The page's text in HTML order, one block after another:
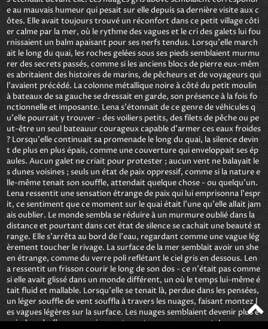
e au mauvais humeur qui pesait sur elle depuis sa dernière visite aux c
ôtes. Elle avait toujours trouvé un réconfort dans ce petit village côti
er calme par la mer, où le rythme des vagues et le cri des galets lui fou
rnissaient un balm apaisant pour ses nerfs tendus. Lorsqu'elle march
ait le long du quai, les roches gelées sous ses pieds semblaient murmu
rer des secrets passés, comme si les anciens blocs de pierre eux-mêm
es abritaient des histoires de marins, de pêcheurs et de voyageurs qui
l'avaient précédé. La colonne métallique noire à côté du petit moulin
à bateaux de sa gauche se dressait en garde, son présence à la fois fo
nctionnelle et imposante. Lena s'étonnait de ce genre de véhicules q
u'elle pourrait y trouver - des voiliers petits, des filets de pêche ou pe
ut-être un seul bateauur courageux capable d'armer ces eaux froides
? Lorsqu'elle continuait sa promenade le long du quai, la silence devin
t de plus en plus épais, comme une couverture qui enveloppait ses ép
aules. Aucun galet ne criait pour protester ; aucun vent ne balayait le
s dunes voisines ; seuls un état de paix oppressif, comme si la nature e
lle-même tenait son souffle, attendait quelque chose - ou quelqu'un.
Lena ressentit une sensation étrange de paix qui lui emprisonna l'espr
it, ce sentiment que ce moment sur le quai était l'une qu'elle allait jam
ais oublier. Le monde sembla se réduire à un murmure oublié dans la
distance et pourtant dans cet état de silence se cachait une beauté st
range. Elle s'arrêta au bord de l'eau, regardant comme une vague lég
èrement toucher le rivage. La surface de la mer semblait avoir un she
en étrange, comme du verre poli reflétant le ciel gris en dessous. Len
a ressentit un frisson courir le long de son dos - ce n'était pas comme
si elle avait glissé dans un monde différent, un où le temps lui-même é
tait fluid et mallable. Lorsqu'elle se tenait là, perdue dans les pensées,
un léger souffle de vent souffla à travers les nuages, faisant montez l
es vagues légères sur la surface. Les nuages semblaient devenir plus é
pais, lourds d'orages mais en retenant ; pour ce moment, Lena se sen